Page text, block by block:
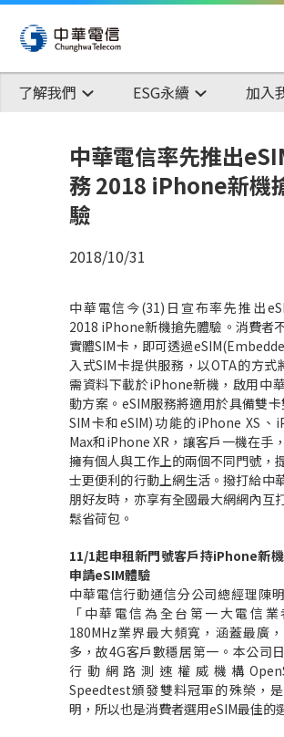
了解我們 ESG永續 加入
中華電信率先推出
務 2018 iPhone新機
驗
2018/10/31
中華電信今(31) 日宣布率先推出
2018 iPhone新機搶先體驗。消費者
實體SIM卡，即可透過
入式SIM卡提供服務 ，以OTA的方式
需資料下載於iPhone新機， 啟用中
動方案。 eSIM服務將適用於具備雙
SIM卡和eSIM)功能的iPhone XS 、
Max和iPhone XR ，讓客戶一機在手
擁有個人與工作上的兩個不同門號，
士更便利的行動上網生活。撥打給中
朋好友時，亦享有全國最大網網內互
鬆省荷包。
11/1起申租新門號客戶持iPhone新機
申請eSIM體驗
中華電信行動通信分公司總經理陳
「中華電信為全台第一大電信
180MHz業界最大頻寬，涵蓋最廣
多，故4G客戶數穩居第一。本公司
行動網路測速權威機構
Speedtest頒發雙料冠軍的殊榮，
明，所以也是消費者選用eSIM最佳的